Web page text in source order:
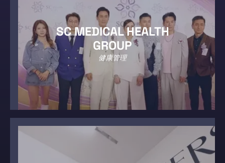
SC MEDICAL HEALTH
GROUP
健康管理